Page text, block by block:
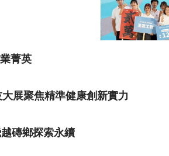
菁英
展聚焦精準健康創新實力
磚鄉探索永續